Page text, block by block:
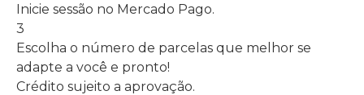
Inicie sessão no Mercado Pago.
3
Escolha o número de parcelas que melhor se
adapte a você e pronto!
Crédito sujeito a aprovação.